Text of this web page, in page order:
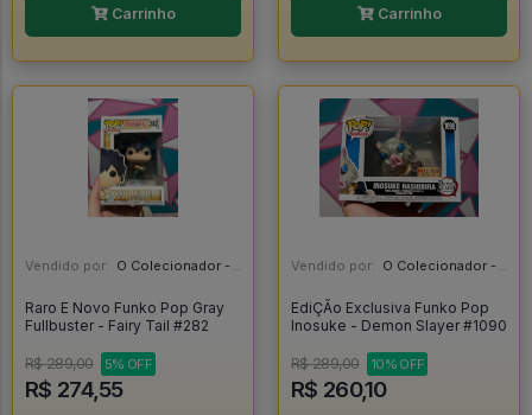
Carrinho Carrinho
Vendido por: O Colecionador - SP
Raro E Novo Funko Pop Gray
Fullbuster - Fairy Tail #282
R$ 289,00 5% OFF
R$ 274,55
Vendido por: O Colecionador - SP
EdiÇÃo Exclusiva Funko Pop
Inosuke - Demon Slayer #1090
R$ 289,00 10% OFF
R$ 260,10